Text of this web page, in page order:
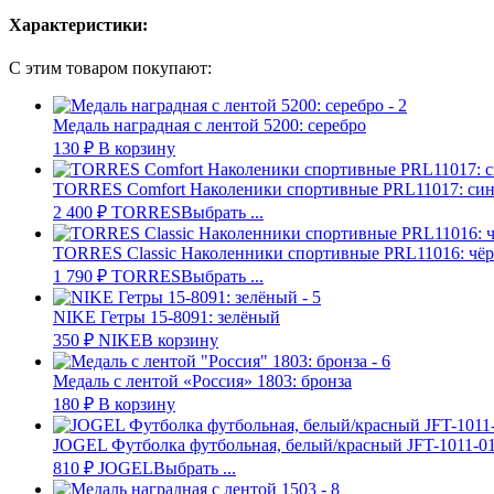
Характеристики:
С этим товаром покупают:
Медаль наградная с лентой 5200: серебро
130 ₽ В корзину
TORRES Comfort Наколеники спортивные PRL11017:
2 400 ₽ TORRESВыбрать ...
TORRES Classic Наколенники спортивные PRL11016:
1 790 ₽ TORRESВыбрать ...
NIKE Гетры 15-8091: зелёный
350 ₽ NIKEВ корзину
Медаль с лентой «Россия» 1803: бронза
180 ₽ В корзину
JOGEL Футболка футбольная, белый/красный JFT-1011-
810 ₽ JOGELВыбрать ...